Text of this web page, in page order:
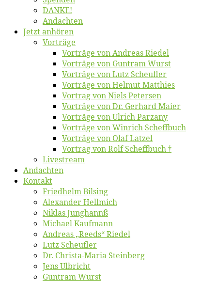
DANKE!
An­dach­ten
Jetzt an­hö­ren
Vor­trä­ge
Vor­trä­ge von An­dre­as Riedel
Vor­trä­ge von Gun­tram Wurst
Vor­trä­ge von Lutz Scheufler
Vor­trä­ge von Hel­mut Matthies
Vor­trag von Niels Petersen
Vor­trä­ge von Dr. Ger­hard Maier
Vor­trä­ge von Ul­rich Parzany
Vor­trä­ge von Win­rich Scheffbuch
Vor­trä­ge von Olaf Latzel
Vor­trag von Rolf Scheffbuch †
Live­stream
An­dach­ten
Kon­takt
Fried­helm Bilsing
Alex­an­der Hellmich
Ni­klas Junghannß
Mi­cha­el Kaufmann
An­dre­as „Reeds“ Riedel
Lutz Scheuf­ler
Dr. Chris­­ta-Ma­ria Steinberg
Jens Ulb­richt
Gun­tram Wurst